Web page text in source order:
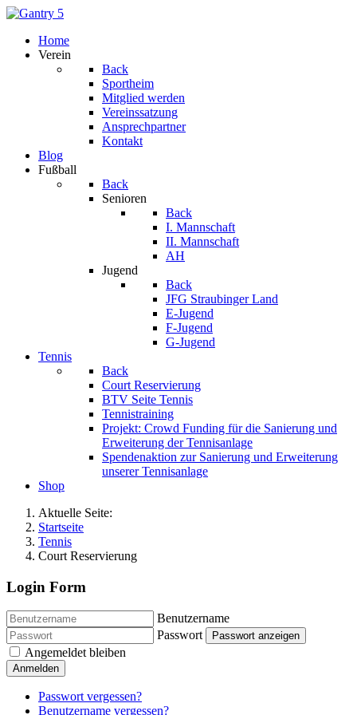
Home
Verein
Back
Sportheim
Mitglied werden
Vereinssatzung
Ansprechpartner
Kontakt
Blog
Fußball
Back
Senioren
Back
I. Mannschaft
II. Mannschaft
AH
Jugend
Back
JFG Straubinger Land
E-Jugend
F-Jugend
G-Jugend
Tennis
Back
Court Reservierung
BTV Seite Tennis
Tennistraining
Projekt: Crowd Funding für die Sanierung und
Erweiterung der Tennisanlage
Spendenaktion zur Sanierung und Erweiterung
unserer Tennisanlage
Shop
Aktuelle Seite:
Startseite
Tennis
Court Reservierung
Login Form
Benutzername
Passwort
Passwort anzeigen
Angemeldet bleiben
Anmelden
Passwort vergessen?
Benutzername vergessen?